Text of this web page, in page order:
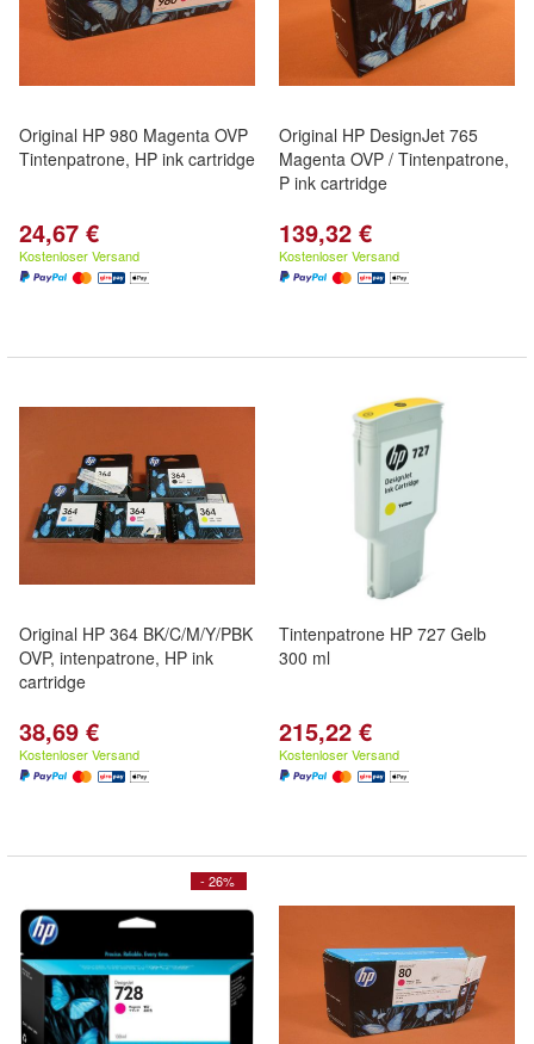
Original HP 980 Magenta OVP
Tintenpatrone, HP ink cartridge
24,67 €
Kostenloser Versand
Original HP DesignJet 765
Magenta OVP / Tintenpatrone,
P ink cartridge
139,32 €
Kostenloser Versand
Original HP 364 BK/C/M/Y/PBK
OVP, intenpatrone, HP ink
cartridge
38,69 €
Kostenloser Versand
Tintenpatrone HP 727 Gelb
300 ml
215,22 €
Kostenloser Versand
- 26%